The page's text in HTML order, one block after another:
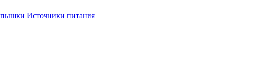
Источники питания